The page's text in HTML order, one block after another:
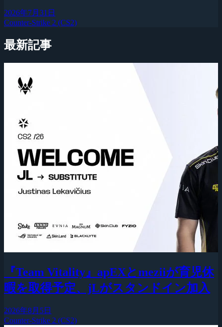
2026年7月31日
Counter-Strike 2 (CS2)
最新記事
『Team Vitality』apEXとmeziiが育児休
暇を取得予定、jLがスタンドイン加入
2026年8月5日
Counter-Strike 2 (CS2)